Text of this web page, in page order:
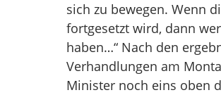
sich zu bewegen. Wenn
fortgesetzt wird, dann
haben…“ Nach den
Verhandlungen am
Minister noch eins oben